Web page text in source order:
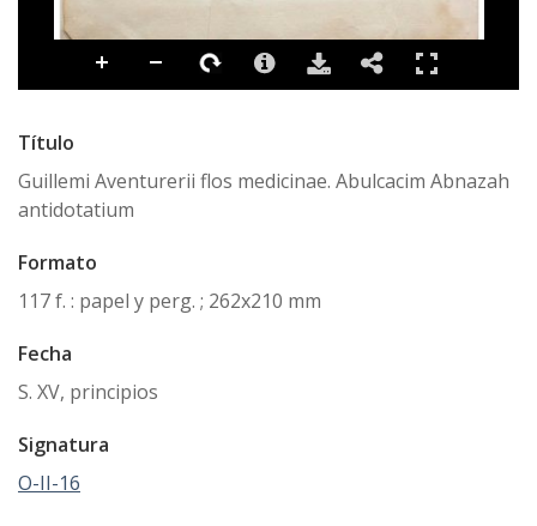
Título
Guillemi Aventurerii flos medicinae. Abulcacim Abnazah
antidotatium
Formato
117 f. : papel y perg. ; 262x210 mm
Fecha
S. XV, principios
Signatura
O-II-16